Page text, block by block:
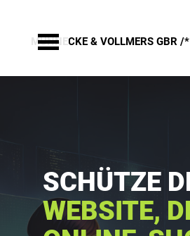
contentMÜNNECKE & VOLLMERS GBR /*
SCHÜTZE
WEBSITE,